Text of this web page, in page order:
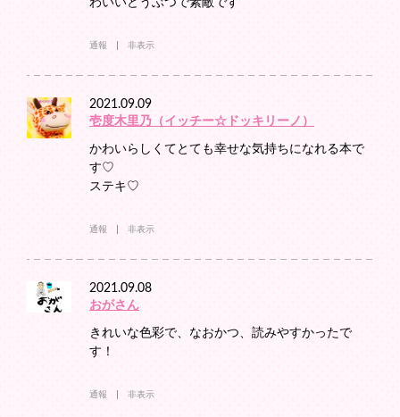
わいいどうぶつで素敵です
通報 非表示
2021.09.09
壱度木里乃（イッチー☆ドッキリーノ）
かわいらしくてとても幸せな気持ちになれる本で
す♡
ステキ♡
通報 非表示
2021.09.08
おがさん
きれいな色彩で、なおかつ、読みやすかったで
す！
通報 非表示